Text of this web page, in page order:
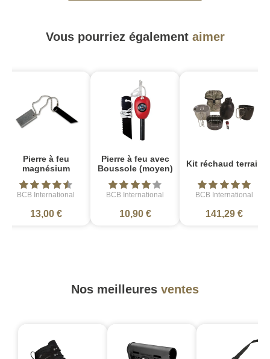
Vous pourriez également aimer
Pierre à feu
magnésium
BCB International
13,00 €
Pierre à feu avec
Boussole (moyen)
BCB International
10,90 €
Kit réchaud terrain
BCB International
141,29 €
Nos meilleures ventes